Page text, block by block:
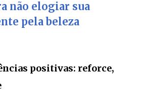
não elogiar sua
pela beleza
positivas: reforce,